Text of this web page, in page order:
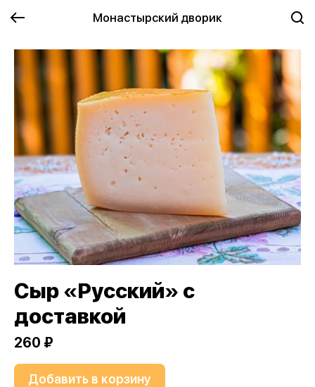
Монастырский дворик
Сыр «Русский» с
доставкой
260 ₽
Добавить в корзину